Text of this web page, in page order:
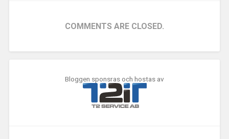
COMMENTS ARE CLOSED.
Bloggen sponsras och hostas av